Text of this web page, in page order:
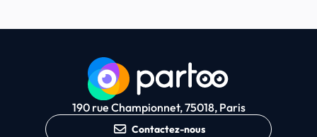
190 rue Championnet, 75018, Paris
Contactez-nous